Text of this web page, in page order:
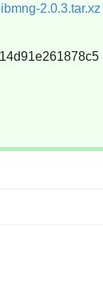
2.0.3.tar.xz